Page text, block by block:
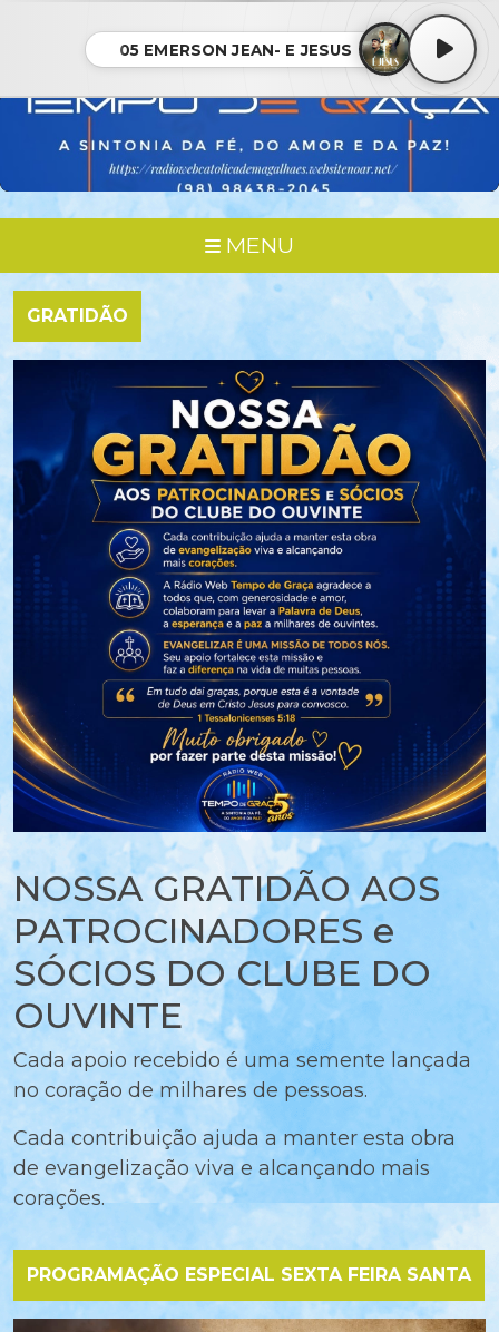
05 EMERSON JEAN- E JESUS
MENU
GRATIDÃO
NOSSA GRATIDÃO AOS
PATROCINADORES e
SÓCIOS DO CLUBE DO
OUVINTE
Cada apoio recebido é uma semente lançada
no coração de milhares de pessoas.
Cada contribuição ajuda a manter esta obra
de evangelização viva e alcançando mais
corações.
PROGRAMAÇÃO ESPECIAL SEXTA FEIRA SANTA